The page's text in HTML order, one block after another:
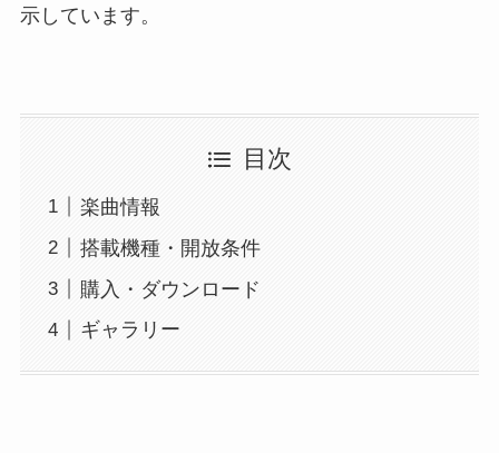
示しています。
目次
楽曲情報
搭載機種・開放条件
購入・ダウンロード
ギャラリー